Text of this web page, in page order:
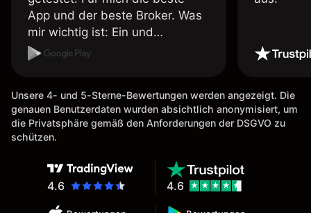
App und der beste Broker. Was
mir wichtig ist: Ein und
Auszahlungen per Kreditkarte
möglich. Berichte, Auszüge OK.
Eine Diagrammfunktion wie es
bei Naga ist wäre
Unsere 4- und 5-Sterne-Bewertungen werden angezeigt. Die
genauen Benutzerdaten wurden absichtlich anonymisiert, um
die Privatsphäre gemäß den Anforderungen der DSGVO zu
schützen.
4.6 4.6